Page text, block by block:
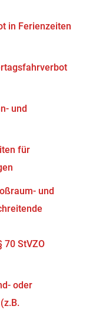
in Ferienzeiten
und
für
und
70 StVZO
oder